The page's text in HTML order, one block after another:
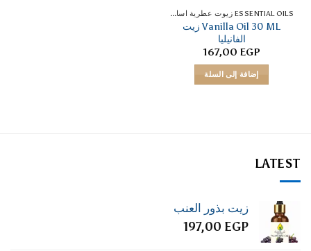
ESSENTIAL OILS زيوت عطرية اساسية
Vanilla Oil 30 ML زيت
الفانيليا
167,00 EGP
إضافة إلى السلة
LATEST
زيت بذور العنب
197,00 EGP